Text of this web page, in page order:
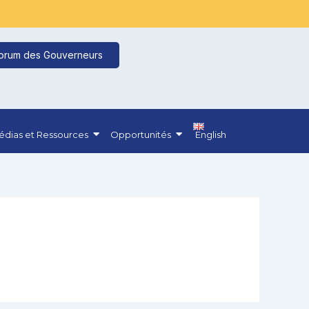
des Gouverneurs
et Ressources Opportunités English